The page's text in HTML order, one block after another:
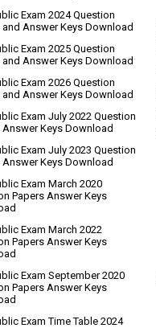
Exam 2024 Question
and Answer Keys Download
Exam 2025 Question
and Answer Keys Download
Exam 2026 Question
and Answer Keys Download
Exam July 2022 Question
Answer Keys Download
Exam July 2023 Question
Answer Keys Download
Exam March 2020
Papers Answer Keys
Exam March 2022
Papers Answer Keys
Exam September 2020
Papers Answer Keys
Exam Time Table 2024